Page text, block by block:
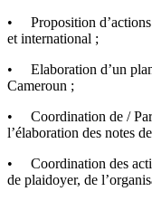
• Proposition d’actions
et international ;
• Elaboration d’un
Cameroun ;
• Coordination de /
l’élaboration des notes
• Coordination des
de plaidoyer, de